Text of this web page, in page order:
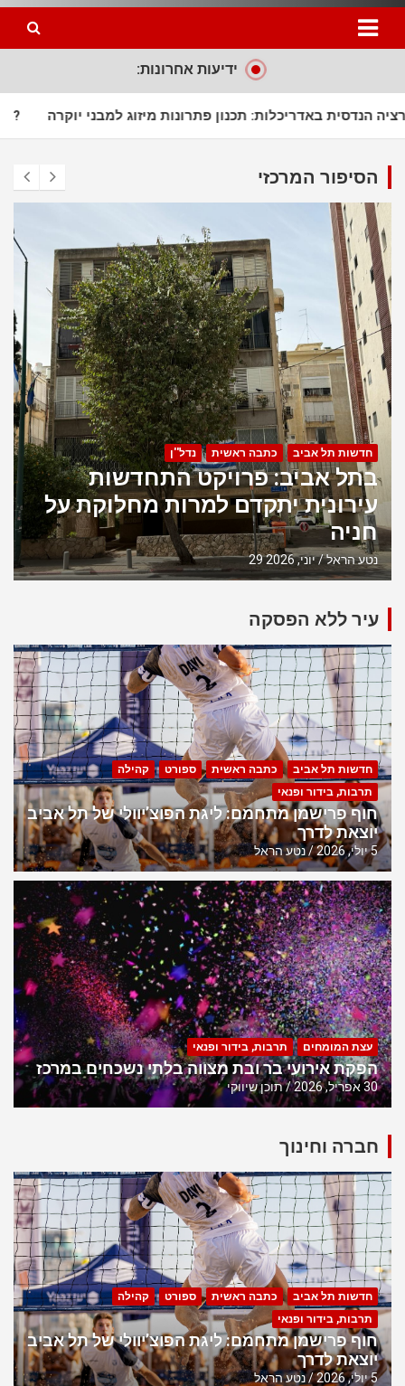
ידיעות אחרונות:
אינטגרציה הנדסית באדריכלות: תכנון פתרונות המושלם
הסיפור המרכזי
חדשות תל אביב כתבה ראשית נדל''ן
בתל אביב: פרויקט התחדשות
עירונית יתקדם למרות מחלוקת על
חניה
29 יוני, 2026 נטע הראל
עיר ללא הפסקה
חדשות תל אביב כתבה ראשית ספורט
קהילה
תרבות, בידור ופנאי
חוף פרישמן מתחמם: ליגת הפוצ’יוולי של תל אביב
יוצאת לדרך
5 יולי, 2026 נטע הראל
עצת המומחים תרבות, בידור ופנאי
הפקת אירועי בר ובת מצווה בלתי נשכחים במרכז
30 אפריל, 2026 תוכן שיווקי
חברה וחינוך
חדשות תל אביב כתבה ראשית ספורט
קהילה
תרבות, בידור ופנאי
חוף פרישמן מתחמם: ליגת הפוצ’יוולי של תל אביב
יוצאת לדרך
5 יולי, 2026 נטע הראל